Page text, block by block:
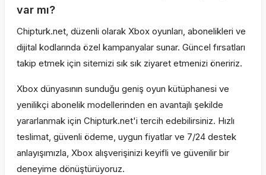
var mı?
Chipturk.net, düzenli olarak Xbox oyunları, abonelikleri ve
dijital kodlarında özel kampanyalar sunar. Güncel fırsatları
takip etmek için sitemizi sık sık ziyaret etmenizi öneririz.
Xbox dünyasının sunduğu geniş oyun kütüphanesi ve
yenilikçi abonelik modellerinden en avantajlı şekilde
yararlanmak için Chipturk.net'i tercih edebilirsiniz. Hızlı
teslimat, güvenli ödeme, uygun fiyatlar ve 7/24 destek
anlayışımızla, Xbox alışverişinizi keyifli ve güvenilir bir
deneyime dönüştürüyoruz.